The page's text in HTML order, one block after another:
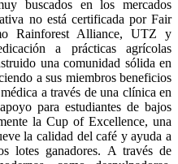
buscados en los mercados
no está certificada por Fair
Rainforest Alliance, UTZ y
a prácticas agrícolas
una comunidad sólida en
a sus miembros beneficios
a través de una clínica en
para estudiantes de bajos
la Cup of Excellence, una
la calidad del café y ayuda a
lotes ganadores. A través de